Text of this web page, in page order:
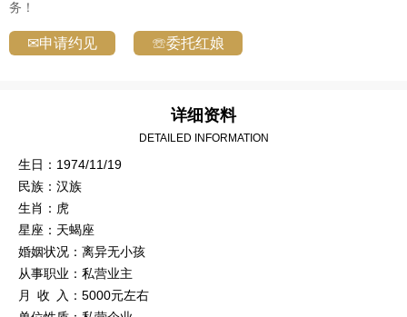
务！
✉申请约见 ☏委托红娘
详细资料
DETAILED INFORMATION
生日：1974/11/19
民族：汉族
生肖：虎
星座：天蝎座
婚姻状况：离异无小孩
从事职业：私营业主
月 收 入：5000元左右